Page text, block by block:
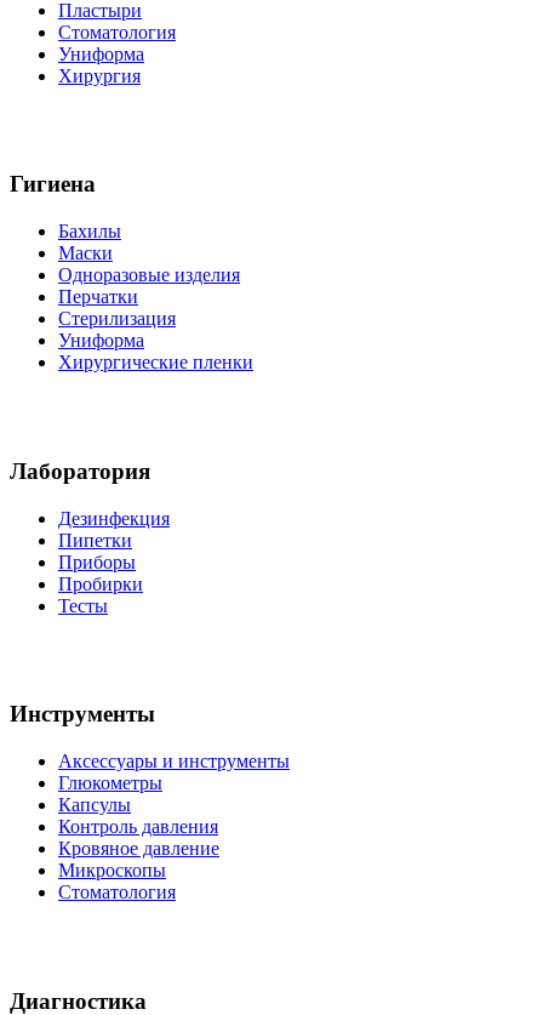
Пластыри
Стоматология
Униформа
Хирургия
Гигиена
Бахилы
Маски
Одноразовые изделия
Перчатки
Стерилизация
Униформа
Хирургические пленки
Лаборатория
Дезинфекция
Пипетки
Приборы
Пробирки
Тесты
Инструменты
Аксессуары и инструменты
Глюкометры
Капсулы
Контроль давления
Кровяное давление
Микроскопы
Стоматология
Диагностика